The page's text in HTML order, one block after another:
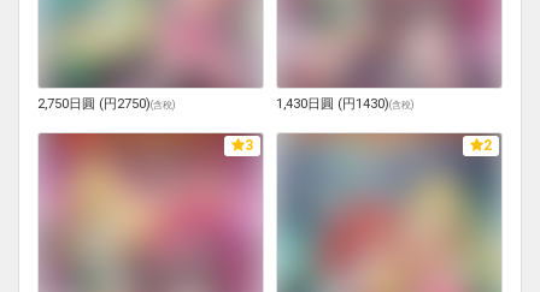
2,750日圓 (円2750)(含稅) 1,430日圓 (円1430)(含稅)
3 2